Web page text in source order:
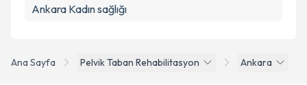
Ana Sayfa Pelvik Taban Rehabilitasyon Ankara
Ankara Kadın sağlığı